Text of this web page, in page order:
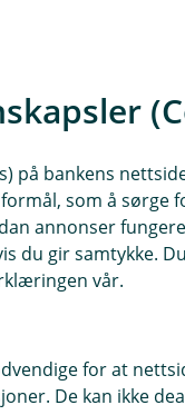
det ofte et beløp
pengene du
i norske kroner
som gjør
skjer vekslingen
på bankens
som å sørge
annonser
du gir samtykke.
vår.
for at
De kan ikke